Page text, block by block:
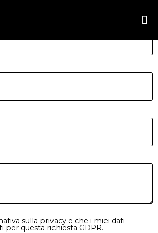
sulla privacy e che i miei dati
per questa richiesta GDPR.